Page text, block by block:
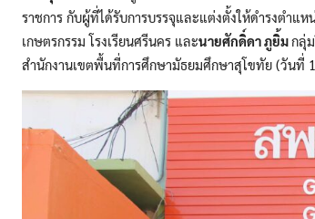
ราชการ กับผู้ที่ได้รับการบรรจุและแต่งตั้งให้ดำรงตำแ
เกษตรกรรม โรงเรียนศรีนคร และนายศักดิ์ดา ภูยิ้มกลุ่
สำนักงานเขตพื้นที่การศึกษามัธยมศึกษาสุโขทัย (วันที่